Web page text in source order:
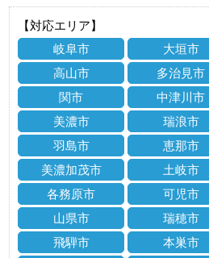
【対応エリア】
岐阜市
大垣市
高山市
多治見市
関市
中津川市
美濃市
瑞浪市
羽島市
恵那市
美濃加茂市
土岐市
各務原市
可児市
山県市
瑞穂市
飛騨市
本巣市